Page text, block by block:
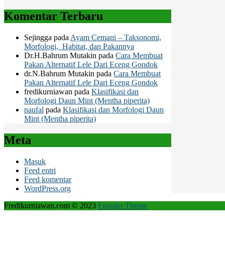
Komentar Terbaru
Sejingga pada Ayam Cemani – Taksonomi,
Morfologi, Habitat, dan Pakannya
Dr.H.Bahrum Mutakin pada Cara Membuat
Pakan Alternatif Lele Dari Eceng Gondok
dr.N.Bahrum Mutakin pada Cara Membuat
Pakan Alternatif Lele Dari Eceng Gondok
fredikurniawan pada Klasifikasi dan
Morfologi Daun Mint (Mentha piperita)
naufal pada Klasifikasi dan Morfologi Daun
Mint (Mentha piperita)
Meta
Masuk
Feed entri
Feed komentar
WordPress.org
Fredikurniawan.com © 2023 Frontier Theme